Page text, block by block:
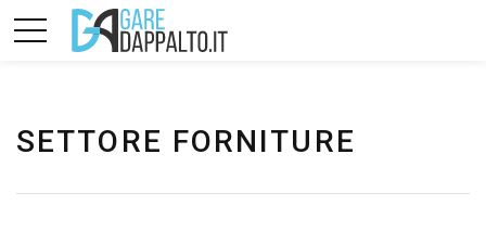
SETTORE FORNITURE